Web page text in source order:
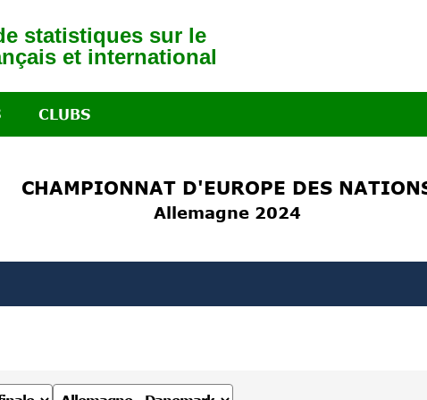
statistiques sur le
et international
CLUBS
CHAMPIONNAT D'EUROPE DES
Allemagne 2024